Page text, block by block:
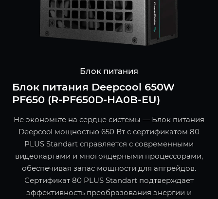
Блок питания
Блок питания Deepcool 650W
PF650 (R-PF650D-HA0B-EU)
Не экономьте на сердце системы — Блок питания
Deepcool мощностью 650 Вт с сертификатом 80
PLUS Standart справляется с современными
видеокартами и многоядерными процессорами,
обеспечивая запас мощности для апгрейдов.
Сертификат 80 PLUS Standart подтверждает
эффективность преобразования энергии и